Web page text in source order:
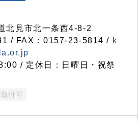
見市北一条西4-8-2
/ FAX：0157-23-5814 / k
/ 定休日：日曜日・祝祭
付可